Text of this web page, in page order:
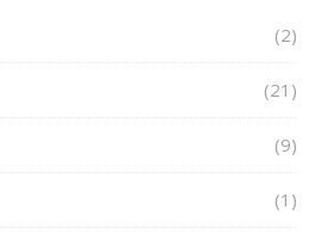
(2)
(21)
(9)
(1)